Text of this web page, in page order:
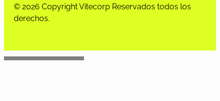
© 2026 Copyright Vitecorp Reservados todos los
derechos.